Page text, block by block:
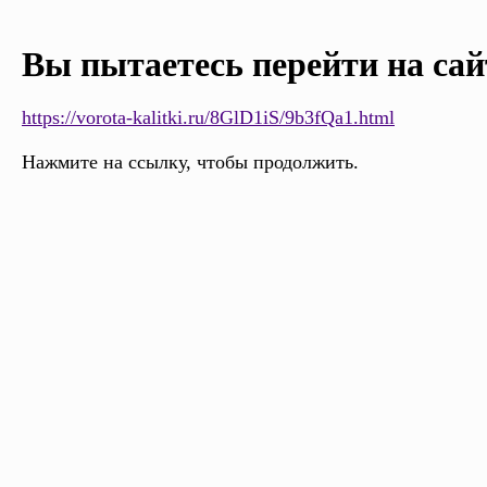
Вы пытаетесь перейти на
https://vorota-kalitki.ru/8GlD1iS/9b3fQa1.html
Нажмите на ссылку, чтобы продолжить.